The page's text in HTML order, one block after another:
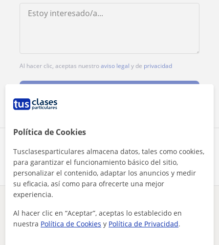
Al hacer clic, aceptas nuestroaviso legal y de privacidad
Política de Cookies
Tusclasesparticulares almacena datos, tales como cookies,
para garantizar el funcionamiento básico del sitio,
personalizar el contenido, adaptar los anuncios y medir
su eficacia, así como para ofrecerte una mejor
experiencia.
Al hacer clic en “Aceptar”, aceptas lo establecido en
nuestra Política de Cookies y Política de Privacidad.